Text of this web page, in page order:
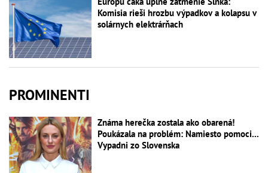
Komisia rieši hrozbu výpadkov a kolapsu v
solárnych elektrárňach
PROMINENTI
Známa herečka zostala ako obarená!
Poukázala na problém: Namiesto pomoci...
Vypadni zo Slovenska